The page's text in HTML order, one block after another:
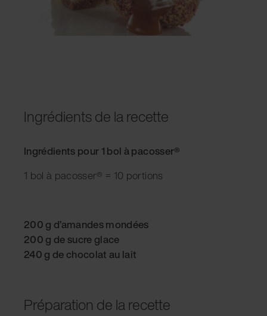
Ingrédients de la recette
Ingrédients pour 1 bol à pacosser®
1 bol à pacosser® = 10 portions
200 g d’amandes mondées
200 g de sucre glace
240 g de chocolat au lait
Préparation de la recette